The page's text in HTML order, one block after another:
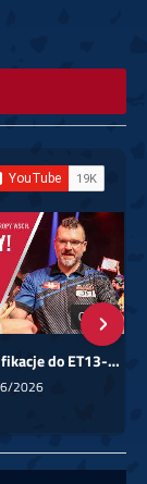
00:00
14 dla Europy Wschodniej
2026